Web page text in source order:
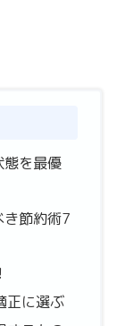
態を最優
き節約術7
正に選ぶ